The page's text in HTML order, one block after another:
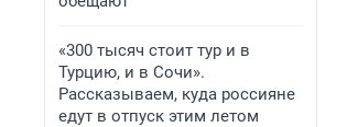
«300 тысяч стоит тур и в
Турцию, и в Сочи».
Рассказываем, куда россияне
едут в отпуск этим летом